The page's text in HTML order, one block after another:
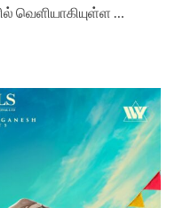
வெளியாகியுள்ள …